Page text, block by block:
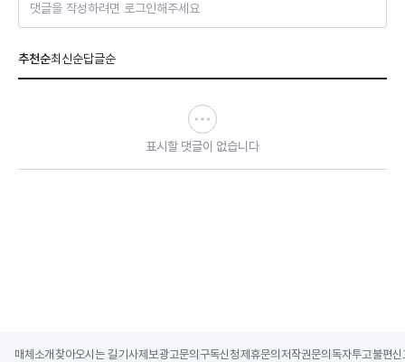
댓글을 작성하려면 로그인해주세요
추천순최신순답글순
표시할 댓글이 없습니다
매체소개 찾아오시는 길기사제보광고문의 구독신청제휴문의 저작권문의 독자투고불편신